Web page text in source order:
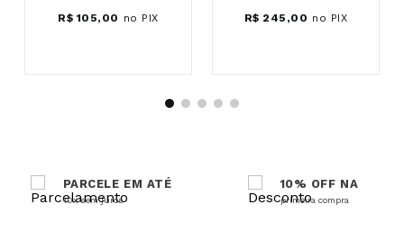
R$ 105, 00 no PIX R$ 245 ,00 no PIX
PARCELE EM ATÉ
10x sem juros
10% OFF NA
primeira compra